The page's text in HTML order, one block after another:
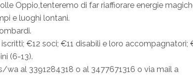
Oppio,tenteremo di far riaffiorare energie
e luoghi lontani.
€12 soci; €11 disabili e loro accompagnatori;
(6-13).
wa al 3391284318 o al 3477671316 o via mail a